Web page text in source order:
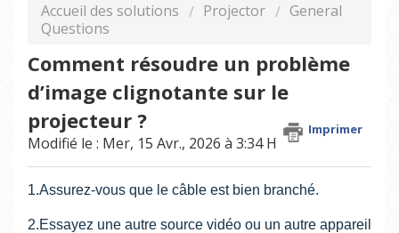
Accueil des solutions Projector
General
Questions
Comment résoudre un problème
d’image clignotante sur le
projecteur ?
Imprimer
Modifié le : Mer, 15 Avr., 2026 à 3:34 H
1.Assurez-vous que le câble est bien branché.
2.Essayez une autre source vidéo ou un autre appareil